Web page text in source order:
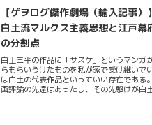
したそうです。それがなんだったのか？仁
悲しいこと、そしてそれを乗り越える勇気
わかってきた。苦悩もまたその通りにある
て、大人になった時にこの漫画のレイに学
それが義星の役割だった。男として一人の
思いながら、決してかなわない敵すなわち
期限をしっかりと果たして堂々と死んでい
にこそ泣いて...
【ゲヲログ傑作劇場（輸入記事
白土流マルクス主義思想と江戸
の分割点
白土三平の作品に「サスケ」というマンガ
らもらいうけたものを私が家で受け継いで
は白土の代表作品といっていい存在である
画評論の先達はあったし、その先駆けが白
ム”の後、白土自身がリアリズムとともに
作「カムイ伝」および今回紹介する「サ